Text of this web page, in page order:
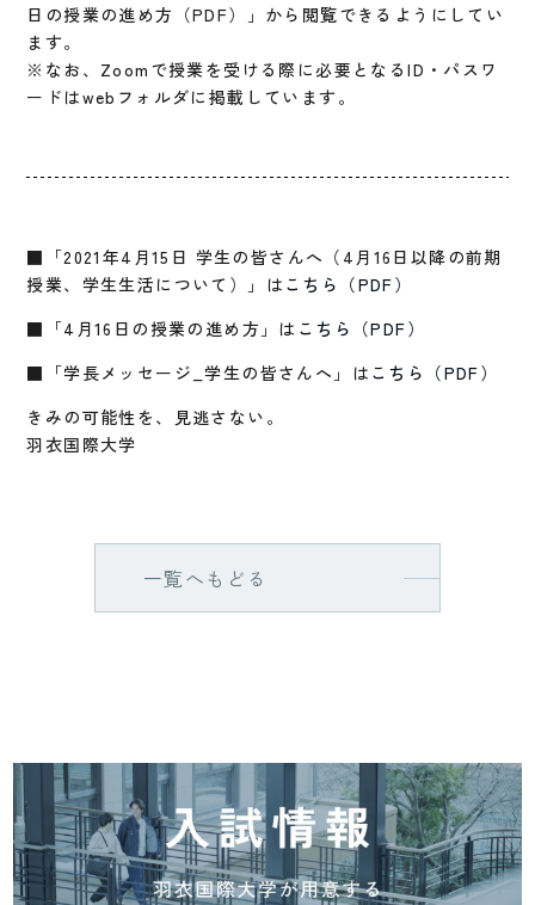
日の授業の進め方（PDF）」から閲覧できるようにしてい
ます。
※なお、Zoomで授業を受ける際に必要となるID・パスワ
ードはwebフォルダに掲載しています。
■「2021年4月15日 学生の皆さんへ（4月16日以降の前期
授業、学生生活について）」は こちら（PDF）
■「4月16日の授業の進め方」は こちら（PDF）
■「学長メッセージ_学生の皆さんへ」は こちら（PDF）
きみの可能性を、見逃さない。
羽衣国際大学
一覧へもどる